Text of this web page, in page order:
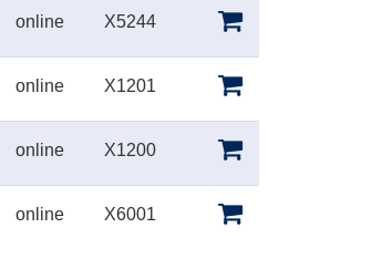
online X5244
online X1201
online X1200
online X6001